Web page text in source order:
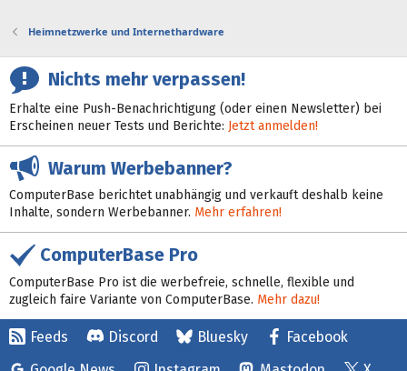
Heimnetzwerke und Internethardware
Nichts mehr verpassen!
Erhalte eine Push-Benachrichtigung (oder einen Newsletter) bei
Erscheinen neuer Tests und Berichte: Jetzt anmelden!
Warum Werbebanner?
ComputerBase berichtet unabhängig und verkauft deshalb keine
Inhalte, sondern Werbebanner. Mehr erfahren!
ComputerBase Pro
ComputerBase Pro ist die werbefreie, schnelle, flexible und
zugleich faire Variante von ComputerBase. Mehr dazu!
Feeds Discord Bluesky
Facebook